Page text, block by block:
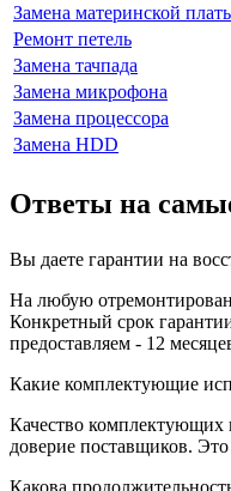
Замена материнской
Ремонт петель
Замена тачпада
Замена микрофона
Замена процессора
Замена HDD
Ответы на
Вы даете гарантии на
На любую
Конкретный срок
предоставляем - 12
Какие комплектующие
Качество комплектующих
доверие поставщиков.
Какова